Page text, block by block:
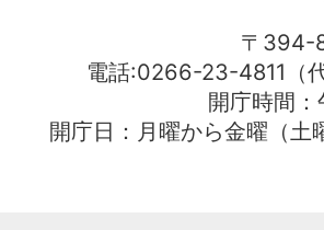
〒394-
電話:0266-23-4811
開庁時間
開庁日：月曜から金曜（土